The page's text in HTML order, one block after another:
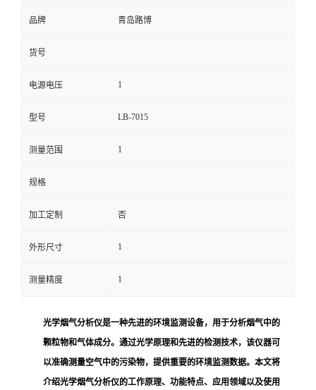
品牌 青岛路博
货号
电源电压 1
型号 LB-7015
测量范围 1
规格
加工定制 否
外形尺寸 1
测量精度 1
光学烟气分析仪是一种先进的环境监测设备，用于分析烟气中的
颗粒物和气体成分。通过光学原理和先进的检测技术，该仪器可
以准确测量空气中的污染物，提供重要的环境监测数据。本文将
介绍光学烟气分析仪的工作原理、功能特点、应用领域以及使用